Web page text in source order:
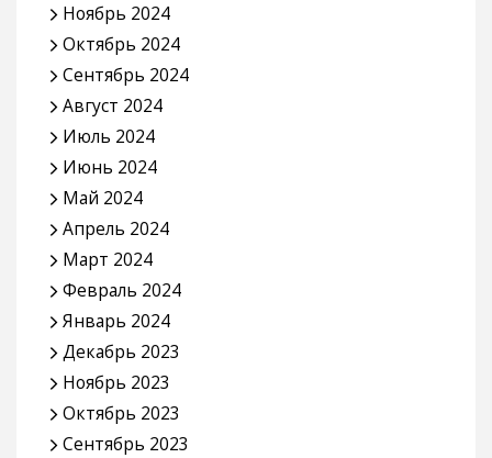
Ноябрь 2024
Октябрь 2024
Сентябрь 2024
Август 2024
Июль 2024
Июнь 2024
Май 2024
Апрель 2024
Март 2024
Февраль 2024
Январь 2024
Декабрь 2023
Ноябрь 2023
Октябрь 2023
Сентябрь 2023